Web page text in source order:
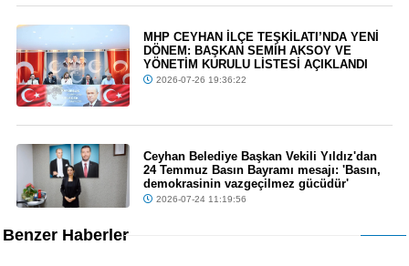
MHP CEYHAN İLÇE TEŞKİLATI’NDA YENİ
DÖNEM: BAŞKAN SEMİH AKSOY VE
YÖNETİM KURULU LİSTESİ AÇIKLANDI
2026-07-26 19:36:22
Ceyhan Belediye Başkan Vekili Yıldız'dan
24 Temmuz Basın Bayramı mesajı: 'Basın,
demokrasinin vazgeçilmez gücüdür'
2026-07-24 11:19:56
Benzer Haberler